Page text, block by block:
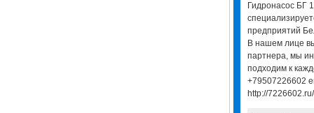
Гидронасос БГ
предприятий
В нашем лице
партнера, мы
подходим к
+79507226602
http://7226602.ru/